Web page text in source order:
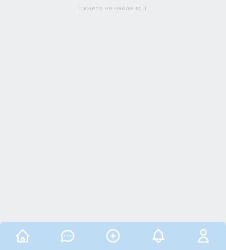
Ничего не найдено :(